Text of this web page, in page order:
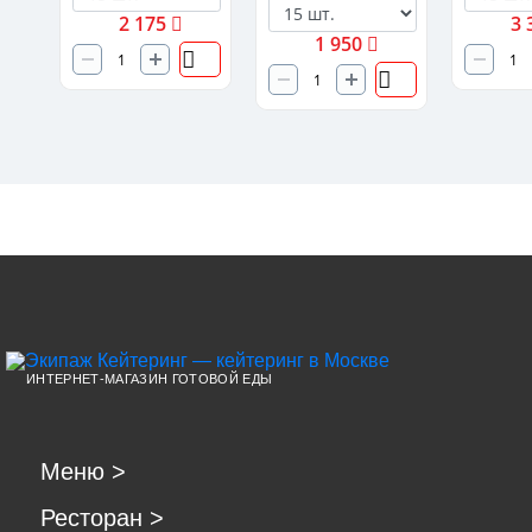
2 175
1 950
3
ИНТЕРНЕТ-МАГАЗИН ГОТОВОЙ ЕДЫ
Меню >
Ресторан >